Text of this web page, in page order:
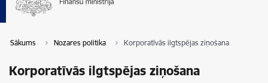
Sākums Nozares politika Korporatīvās ilgtspēja​s ziņošana
Korporatīvās ilgtspēja​s ziņošana